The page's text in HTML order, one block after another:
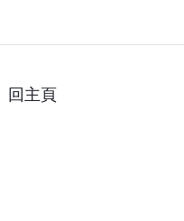
回主頁